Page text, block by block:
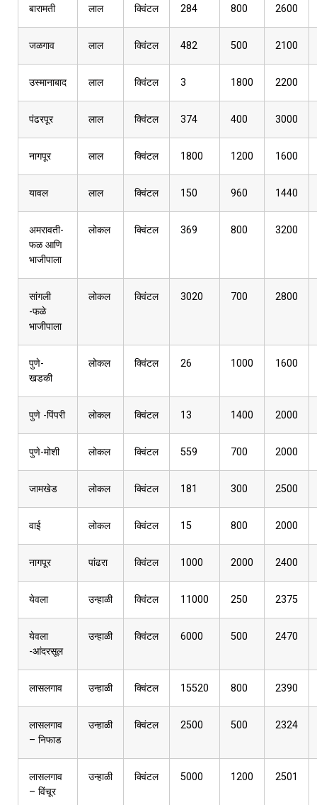
बारामती लाल क्विंटल 284 800 2600
जळगाव लाल क्विंटल 482 500 2100
उस्मानाबाद लाल क्विंटल 3 1800 2200
पंढरपूर लाल क्विंटल 374 400 3000
नागपूर लाल क्विंटल 1800 1200 1600
यावल लाल क्विंटल 150 960 1440
अमरावती-
फळ आणि
भाजीपाला
लोकल क्विंटल 369 800 3200
सांगली
-फळे
भाजीपाला
लोकल क्विंटल 3020 700 2800
पुणे-
खडकी
लोकल क्विंटल 26 1000 1600
पुणे -पिंपरी लोकल क्विंटल 13 1400 2000
पुणे-मोशी लोकल क्विंटल 559 700 2000
जामखेड लोकल क्विंटल 181 300 2500
वाई लोकल क्विंटल 15 800 2000
नागपूर पांढरा क्विंटल 1000 2000 2400
येवला उन्हाळी क्विंटल 11000 250 2375
येवला
-आंदरसूल
उन्हाळी क्विंटल 6000 500 2470
लासलगाव उन्हाळी क्विंटल 15520 800 2390
लासलगाव
– निफाड
उन्हाळी क्विंटल 2500 500 2324
लासलगाव
– विंचूर
उन्हाळी क्विंटल 5000 1200 2501